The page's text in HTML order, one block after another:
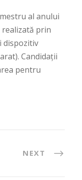
al anului
realizată prin
dispozitiv
Candidații
pentru
NEXT